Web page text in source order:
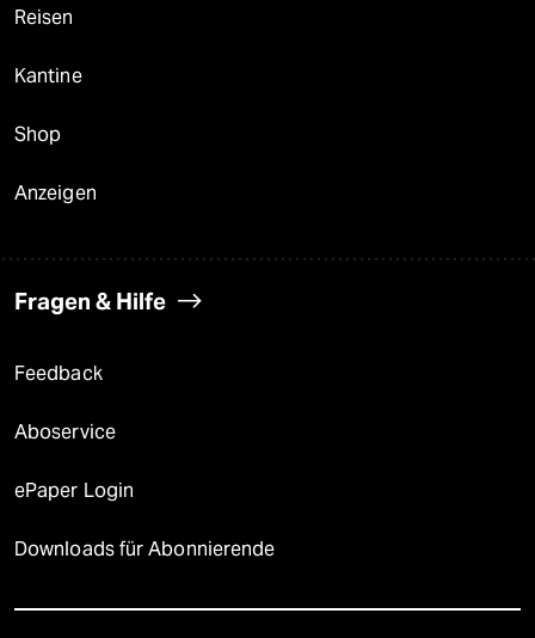
Reisen
Kantine
Shop
Anzeigen
Fragen & Hilfe
Feedback
Aboservice
ePaper Login
Downloads für Abonnierende